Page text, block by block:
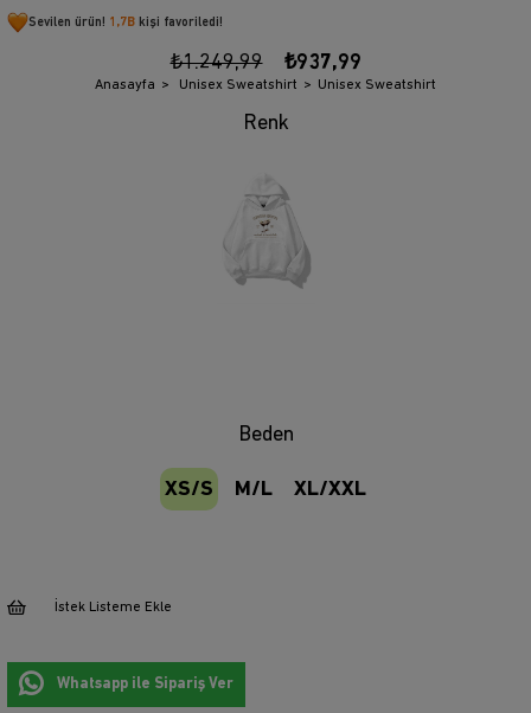
Sevilen ürün! 1,7B kişi favoriledi!
₺1.249,99 ₺937,99
Anasayfa Unisex Sweatshirt Unisex Sweatshirt
Beden
XS/S M/L XL/XXL
İstek Listeme Ekle
Whatsapp ile Sipariş Ver